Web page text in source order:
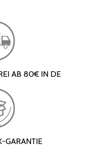
AB 80€ IN DE
GARANTIE